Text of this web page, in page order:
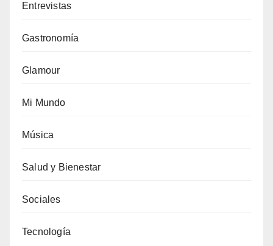
Entrevistas
Gastronomía
Glamour
Mi Mundo
Música
Salud y Bienestar
Sociales
Tecnología